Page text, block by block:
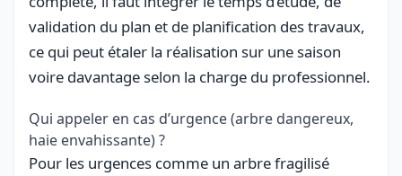
validation du plan et de planification des travaux,
ce qui peut étaler la réalisation sur une saison
voire davantage selon la charge du professionnel.
Qui appeler en cas d’urgence (arbre dangereux,
haie envahissante) ?
Pour les urgences comme un arbre fragilisé